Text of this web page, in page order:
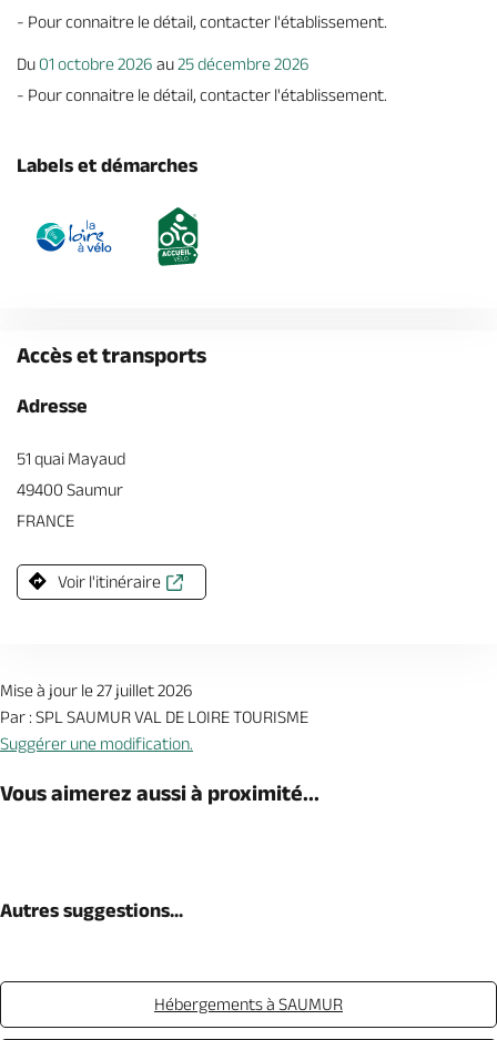
- Pour connaitre le détail, contacter l'établissement.
Du 01 octobre 2026 au25 décembre 2026
- Pour connaitre le détail, contacter l'établissement.
Labels et démarches
Accès et transports
Adresse
51 quai Mayaud
49400 Saumur
FRANCE
Voir l'itinéraire
Mise à jour le 27 juillet 2026
Par : SPL SAUMUR VAL DE LOIRE TOURISME
Suggérer une modification.
Vous aimerez aussi à proximité...
Autres suggestions...
Hébergements à SAUMUR